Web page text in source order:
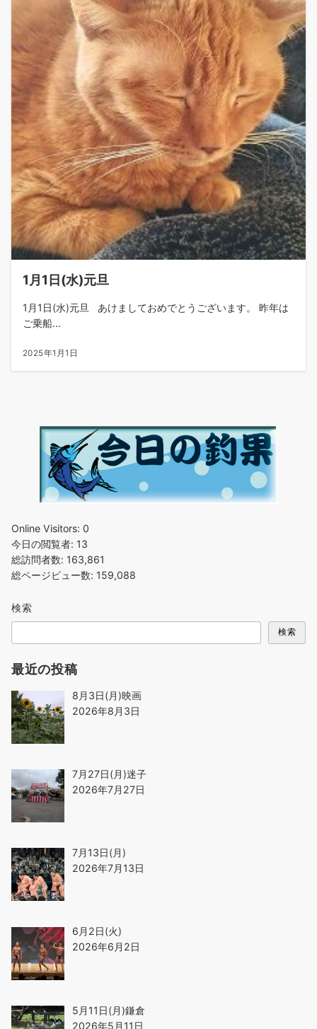
1月1日(水)元旦
1月1日(水)元旦 あけましておめでとうございます。 昨年は
ご乗船...
2025年1月1日
Online Visitors: 0
今日の閲覧者: 13
総訪問者数: 163,861
総ページビュー数: 159,088
検索
検索
最近の投稿
8月3日(月)映画
2026年8月3日
7月27日(月)迷子
2026年7月27日
7月13日(月)
2026年7月13日
6月2日(火)
2026年6月2日
5月11日(月)鎌倉
2026年5月11日